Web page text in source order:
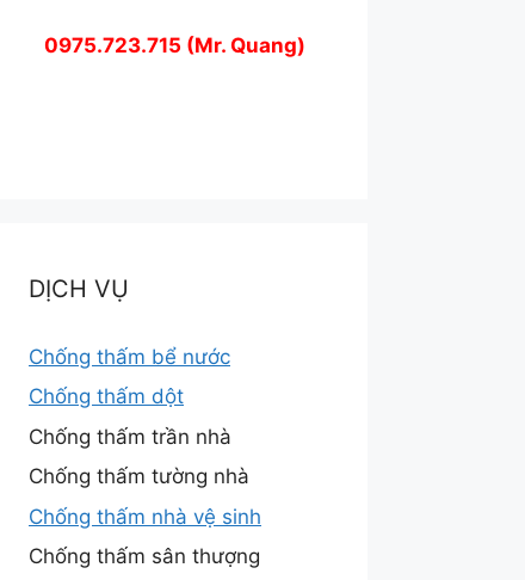
0975.723.715 (Mr. Quang)
DỊCH VỤ
Chống thấm bể nước
Chống thấm dột
Chống thấm trần nhà
Chống thấm tường nhà
Chống thấm nhà vệ sinh
Chống thấm sân thượng